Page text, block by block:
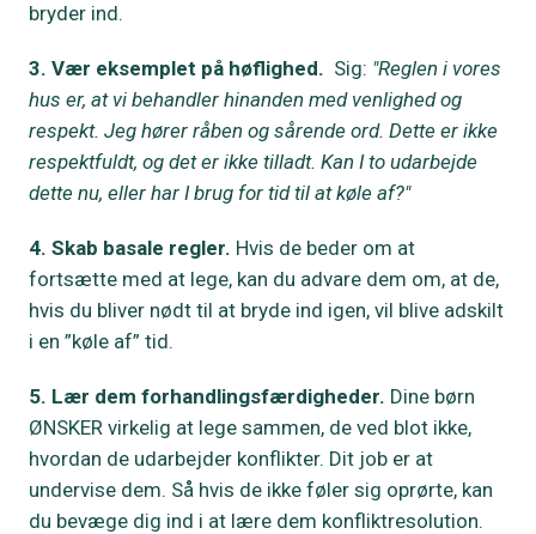
bryder ind.
3. Vær eksemplet på høflighed. Sig: "Reglen i vores
hus er, at vi behandler hinanden med venlighed og
respekt. Jeg hører råben og sårende ord. Dette er ikke
respektfuldt, og det er ikke tilladt. Kan I to udarbejde
dette nu, eller har I brug for tid til at køle af?"
4. Skab basale regler. Hvis de beder om at
fortsætte med at lege, kan du advare dem om, at de,
hvis du bliver nødt til at bryde ind igen, vil blive adskilt
i en ”køle af” tid.
5. Lær dem forhandlingsfærdigheder. Dine børn
ØNSKER virkelig at lege sammen, de ved blot ikke,
hvordan de udarbejder konflikter. Dit job er at
undervise dem. Så hvis de ikke føler sig oprørte, kan
du bevæge dig ind i at lære dem konfliktresolution.